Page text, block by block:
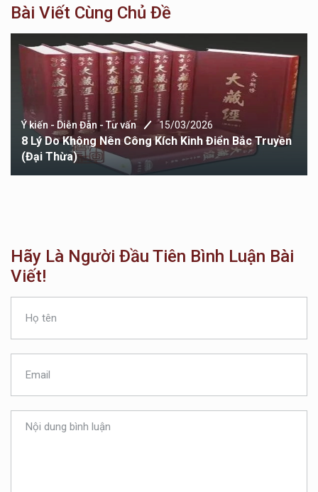
Bài Viết Cùng Chủ Đề
Ý kiến - Diễn Đàn - Tư vấn 15/03/2026
8 Lý Do Không Nên Công Kích Kinh Điển Bắc Truyền
(Đại Thừa)
Hãy Là Người Đầu Tiên Bình Luận Bài
Viết!